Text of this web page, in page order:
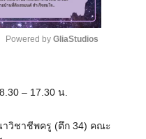
t
Powered by GliaStudios
– 17.30 น.
วิชาชีพครู (ตึก 34) คณะ